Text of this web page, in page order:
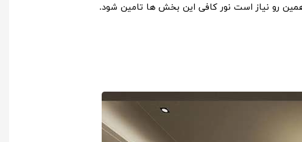
همین رو نیاز است نور کافی این بخش ها تامین شود.